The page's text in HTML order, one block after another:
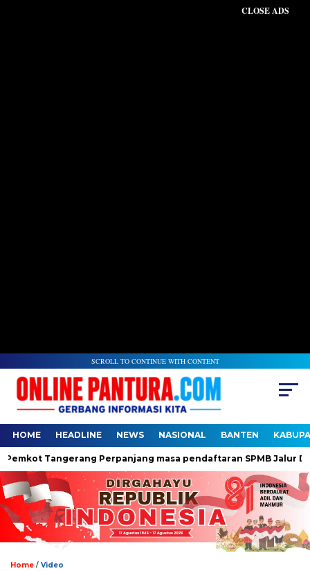
CLOSE ADS
SCROLL TO CONTINUE WITH CONTENT
HOME HEADLINE NEWS NASIONAL BANTEN
Tangerang Perpanjang masa pendaftaran SPMB Jalur
Home / Video